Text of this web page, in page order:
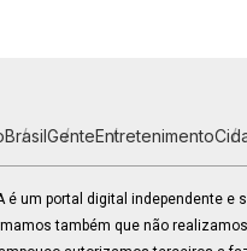
BrasilGenteEntretenimento
é um portal digital independente
também que não